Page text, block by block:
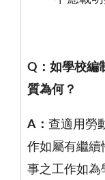
Q ：如學校
質為何？
A ： 查適用勞
作如屬有繼續
事之工作如為